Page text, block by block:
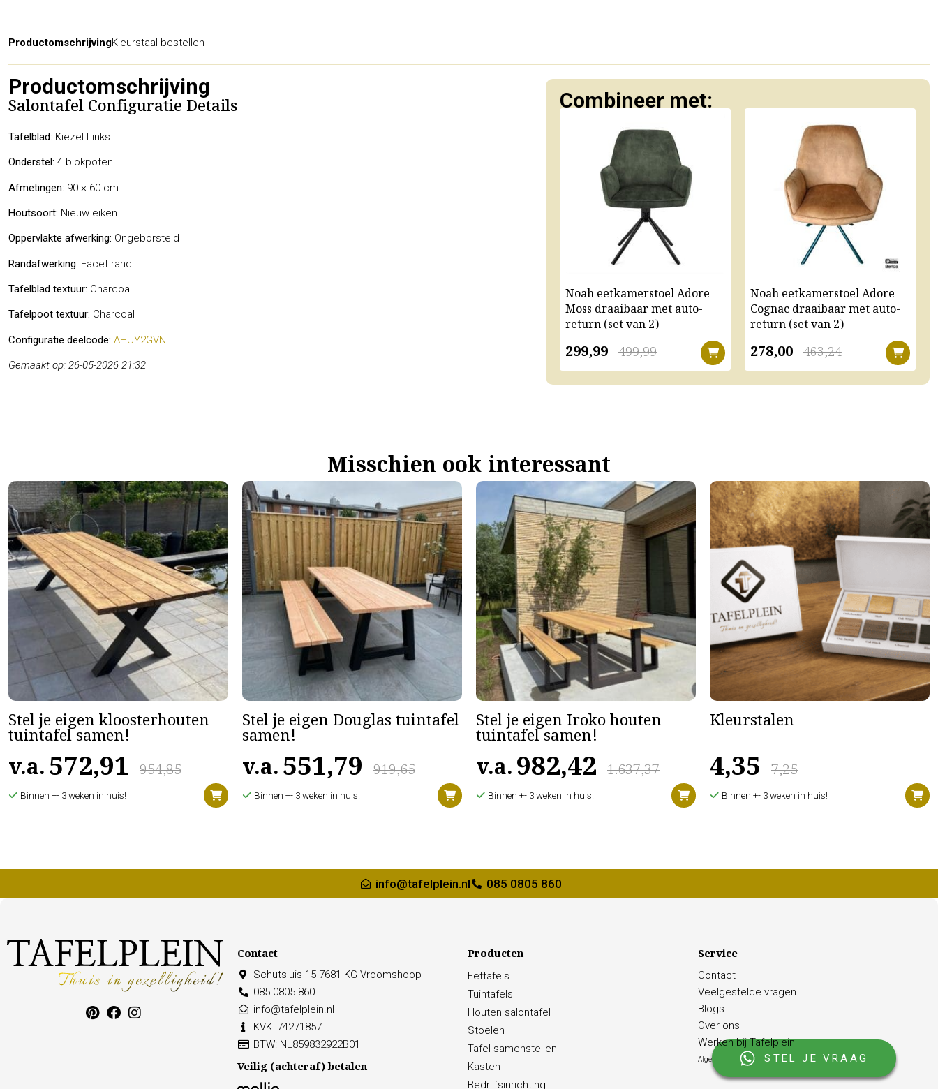
STEL JE VRAAG
ProductomschrijvingKleurstaal bestellen
Productomschrijving
Salontafel Configuratie Details
Tafelblad: Kiezel Links
Onderstel: 4 blokpoten
Afmetingen: 90 × 60 cm
Houtsoort: Nieuw eiken
Oppervlakte afwerking: Ongeborsteld
Randafwerking: Facet rand
Tafelblad textuur: Charcoal
Tafelpoot textuur: Charcoal
Configuratie deelcode: AHUY2GVN
Gemaakt op: 26-05-2026 21:32
Combineer met:
Noah eetkamerstoel Adore
Moss draaibaar met auto-
return (set van 2)
499,99
299,99
Noah eetkamerstoel Adore
Cognac draaibaar met auto-
return (set van 2)
463,24
278,00
Misschien ook interessant
Stel je eigen kloosterhouten
tuintafel samen!
v.a. 954,85
572,91
Binnen +- 3 weken in huis!
Stel je eigen Douglas tuintafel
samen!
v.a. 919,65
551,79
Binnen +- 3 weken in huis!
Stel je eigen Iroko houten
tuintafel samen!
v.a. 1.637,37
982,42
Binnen +- 3 weken in huis!
Kleurstalen
7,25
4,35
Binnen +- 3 weken in huis!
info@tafelplein.nl 085 0805 860
Contact
Schutsluis 15 7681 KG Vroomshoop
085 0805 860
info@tafelplein.nl
KVK: 74271857
BTW: NL859832922B01
Veilig (achteraf) betalen
Producten
Eettafels
Tuintafels
Houten salontafel
Stoelen
Tafel samenstellen
Kasten
Bedrijfsinrichting
Service
Contact
Veelgestelde vragen
Blogs
Over ons
Werken bij Tafelplein
Algemene voorwaarden | Privacy Policy |Cookies